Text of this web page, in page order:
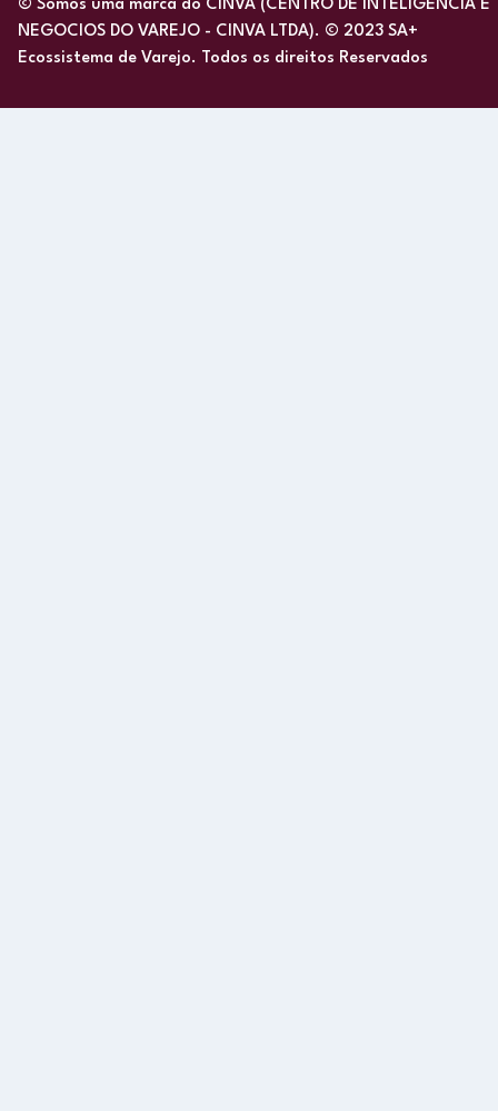
© Somos uma marca do CINVA (CENTRO DE INTELIGENCIA E
NEGOCIOS DO VAREJO - CINVA LTDA). © 2023 SA+
Ecossistema de Varejo. Todos os direitos Reservados